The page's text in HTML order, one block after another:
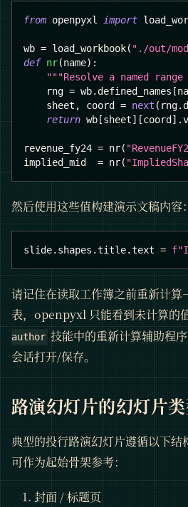
from openpyxl import
wb = load_workbook( "./out/
def nr(name) :
"""Resolve a named
    rng
= wb.defined_names [
    sheet
, coord = next ( rng.
return wb [sheet] [coord ] .
revenue_fy24 = nr(
implied_mid = nr(
然后使用这些值构建演示文稿内容：
slide. shapes .title.text =
请记住在读取工作簿之前重新计
表，openpyxl 只能看到未计算的
author 技能中的重新计算辅助程
会话打开/保存。
路演幻灯片的幻灯片
典型的投行路演幻灯片遵循以下结
可作为起始骨架参考：
封面 / 标题页